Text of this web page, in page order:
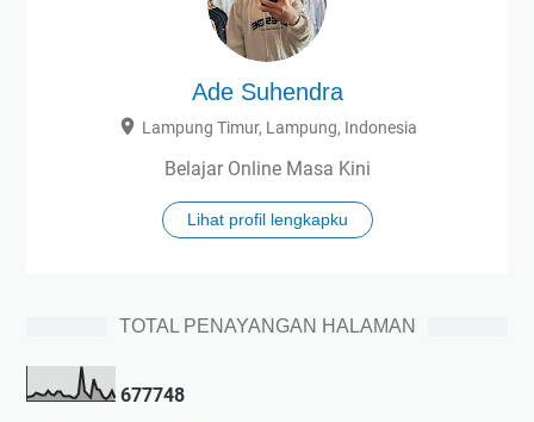
Ade Suhendra
Lampung Timur, Lampung, Indonesia
Belajar Online Masa Kini
Lihat profil lengkapku
TOTAL PENAYANGAN HALAMAN
677748